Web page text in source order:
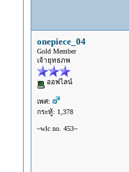
onepiece_04
Gold Member
เจ้ายุทธภพ
ออฟไลน์
เพศ:
กระทู้: 1,378
~wlc no. 453~